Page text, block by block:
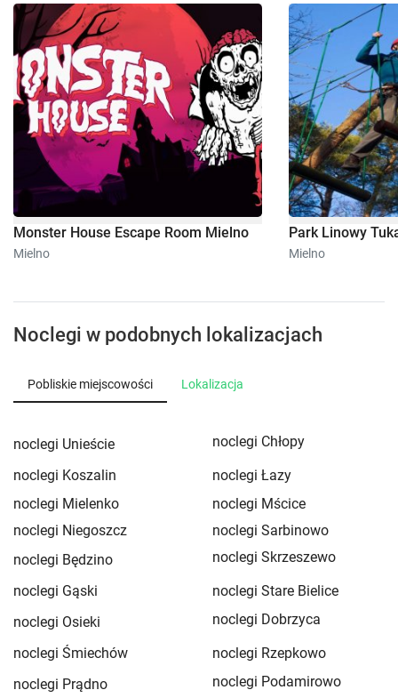
Monster House Escape Room Mielno
Mielno
Park Linowy
Mielno
Noclegi w podobnych lokalizacjach
Pobliskie miejscowości Lokalizacja
noclegi Unieście
noclegi Chłopy
noclegi Koszalin
noclegi Łazy
noclegi Mielenko
noclegi Mścice
noclegi Niegoszcz
noclegi Sarbinowo
noclegi Będzino
noclegi Skrzeszewo
noclegi Gąski
noclegi Stare Bielice
noclegi Osieki
noclegi Dobrzyca
noclegi Śmiechów
noclegi Rzepkowo
noclegi Prądno
noclegi Podamirowo